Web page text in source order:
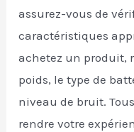
assurez-vous de
caractéristiques
achetez un produit,
poids, le type de
niveau de bruit.
rendre votre